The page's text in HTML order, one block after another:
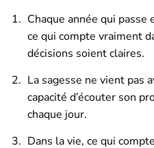
Chaque année qui passe
ce qui compte vraiment
décisions soient claires.
La sagesse ne vient pas
capacité d’écouter son
chaque jour.
Dans la vie, ce qui